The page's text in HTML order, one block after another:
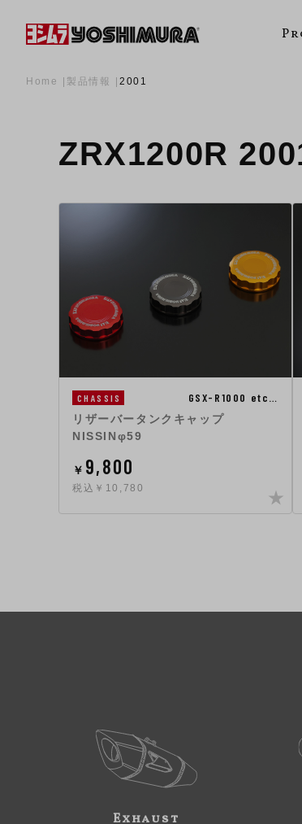
Home 製品情報 2001
ZRX1200R
CHASSIS GSX-R1000 etc…
リザーバータンクキャップ
NISSINφ59
￥ 9,800
税込￥10,780
Exhaust